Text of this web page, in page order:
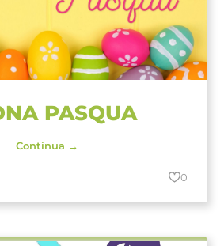
PASQUA
Continua →
0